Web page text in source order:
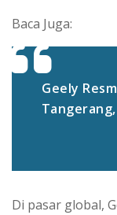
Baca Juga:
Geely
Di pasar global,